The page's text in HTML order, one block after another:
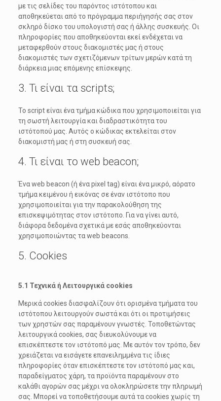
με τις σελίδες του παρόντος ιστότοπου και
αποθηκεύεται από το πρόγραμμα περιήγησής σας στον
σκληρό δίσκο του υπολογιστή σας ή άλλης συσκευής. Οι
πληροφορίες που αποθηκεύονται εκεί ενδέχεται να
μεταφερθούν στους διακομιστές μας ή στους
διακομιστές των σχετιζόμενων τρίτων μερών κατά τη
διάρκεια μιας επόμενης επίσκεψης.
3. Τι είναι τα scripts;
Το script είναι ένα τμήμα κώδικα που χρησιμοποιείται για
τη σωστή λειτουργία και διαδραστικότητα του
ιστότοπού μας. Αυτός ο κώδικας εκτελείται στον
διακομιστή μας ή στη συσκευή σας.
4. Τι είναι το web beacon;
Ένα web beacon (ή ένα pixel tag) είναι ένα μικρό, αόρατο
τμήμα κειμένου ή εικόνας σε έναν ιστότοπο που
χρησιμοποιείται για την παρακολούθηση της
επισκεψιμότητας στον ιστότοπο. Για να γίνει αυτό,
διάφορα δεδομένα σχετικά με εσάς αποθηκεύονται
χρησιμοποιώντας τα web beacons.
5. Cookies
5.1 Τεχνικά ή Λειτουργικά cookies
Μερικά cookies διασφαλίζουν ότι ορισμένα τμήματα του
ιστότοπου λειτουργούν σωστά και ότι οι προτιμήσεις
των χρηστών σας παραμένουν γνωστές. Τοποθετώντας
λειτουργικά cookies, σας διευκολύνουμε να
επισκέπτεστε τον ιστότοπό μας. Με αυτόν τον τρόπο, δεν
χρειάζεται να εισάγετε επανειλημμένα τις ίδιες
πληροφορίες όταν επισκέπτεστε τον ιστότοπό μας και,
παραδείγματος χάρη, τα προϊόντα παραμένουν στο
καλάθι αγορών σας μέχρι να ολοκληρώσετε την πληρωμή
σας. Μπορεί να τοποθετήσουμε αυτά τα cookies χωρίς τη